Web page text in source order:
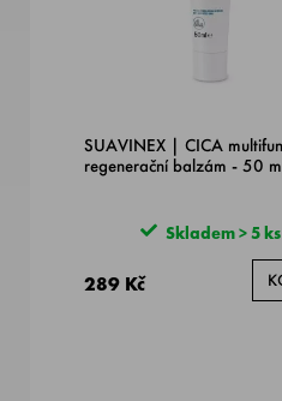
SUAVINEX | CICA
regenerační balzám - 50
Skladem > 5 ks
289 Kč